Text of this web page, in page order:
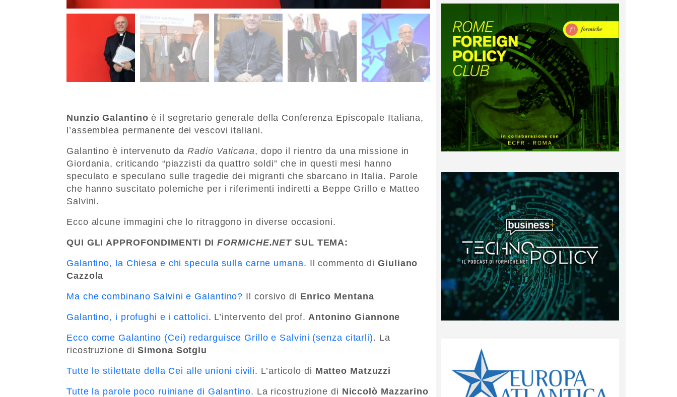
Nunzio Galantino è il segretario generale della Conferenza Episcopale Italiana,
l’assemblea permanente dei vescovi italiani.
Galantino è intervenuto daRadio Vaticana, dopo il rientro da una missione in
Giordania, criticando “piazzisti da quattro soldi” che in questi mesi hanno
speculato e speculano sulle tragedie dei migranti che sbarcano in Italia. Parole
che hanno suscitato polemiche per i riferimenti indiretti a Beppe Grillo e Matteo
Salvini.
Ecco alcune immagini che lo ritraggono in diverse occasioni.
QUI GLI APPROFONDIMENTI DIFORMICHE.NETSUL TEMA:
Galantino, la Chiesa e chi specula sulla carne umana. Il commento diGiuliano
Cazzola
Ma che combinano Salvini e Galantino? Il corsivo di Enrico Mentana
Galantino, i profughi e i cattolici. L’intervento del prof. Antonino Giannone
Ecco come Galantino (Cei) redarguisce Grillo e Salvini (senza citarli). La
ricostruzione diSimona Sotgiu
Tutte le stilettate della Cei alle unioni civili. L’articolo di Matteo Matzuzzi
Tutte la parole poco ruiniane di Galantino. La ricostruzione di Niccolò Mazzarino